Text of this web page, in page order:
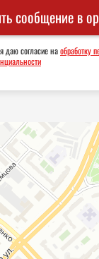
сообщение в
даю согласие наобработку